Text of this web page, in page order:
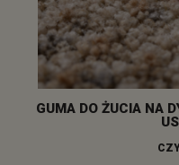
GUMA DO ŻUCIA NA